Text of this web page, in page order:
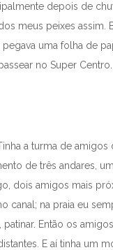
depois de
meus peixes
uma folha de
no Super Centro.
a turma de
de três andares,
dois amigos mais
canal; na praia eu
Então os
E aí tinha